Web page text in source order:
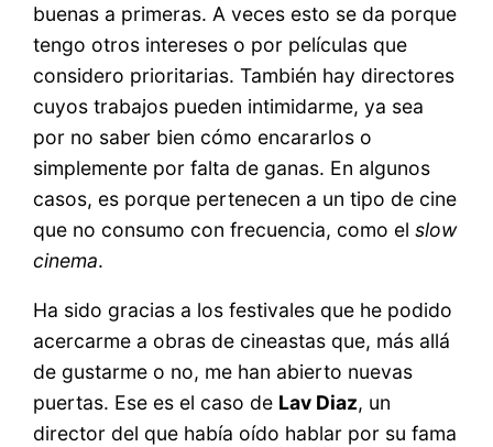
buenas a primeras. A veces esto se da porque
tengo otros intereses o por películas que
considero prioritarias. También hay directores
cuyos trabajos pueden intimidarme, ya sea
por no saber bien cómo encararlos o
simplemente por falta de ganas. En algunos
casos, es porque pertenecen a un tipo de cine
que no consumo con frecuencia, como elslow
cinema.
Ha sido gracias a los festivales que he podido
acercarme a obras de cineastas que, más allá
de gustarme o no, me han abierto nuevas
puertas. Ese es el caso de Lav Diaz, un
director del que había oído hablar por su fama